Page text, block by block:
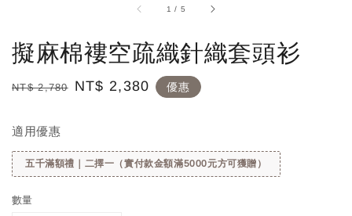
1 / 5
擬麻棉褸空疏織針織套頭衫
Regular
NT$ 2,780
Sale
NT$ 2,380 優惠
適用優惠
五千滿額禮｜二擇一（實付款金額滿5000元方可獲贈）
數量